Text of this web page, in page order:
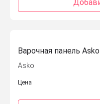
Варочная панель
Asko
Цена